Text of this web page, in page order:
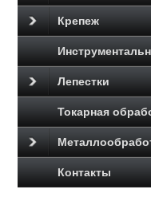
Крепеж
Лепестки
Токарная
Контакты